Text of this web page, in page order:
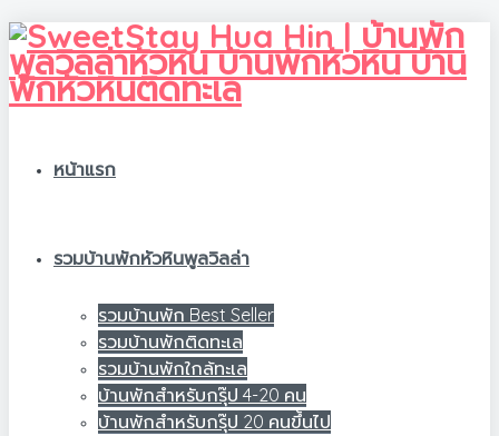
หน้าแรก
รวมบ้านพักหัวหินพูลวิลล่า
รวมบ้านพัก Best Seller
รวมบ้านพักติดทะเล
รวมบ้านพักใกล้ทะเล
บ้านพักสำหรับกรุ๊ป 4-20 คน
บ้านพักสำหรับกรุ๊ป 20 คนขึ้นไป